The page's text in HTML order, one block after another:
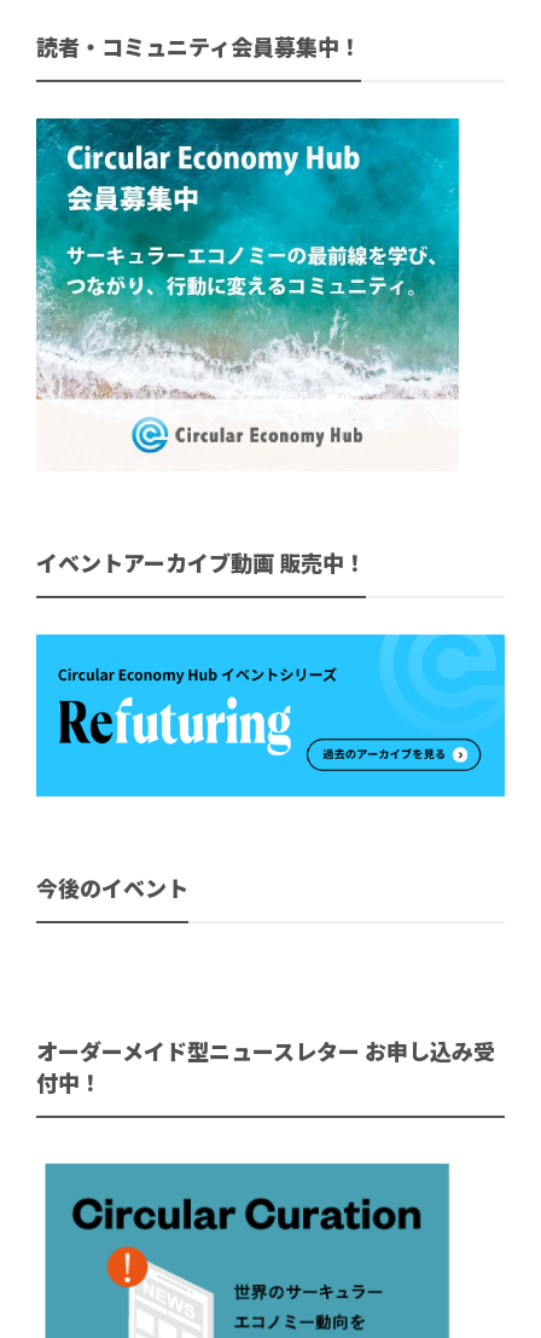
読者・コミュニティ会員募集中！
イベントアーカイブ動画 販売中！
今後のイベント
オーダーメイド型ニュースレター お申し込み受
付中！